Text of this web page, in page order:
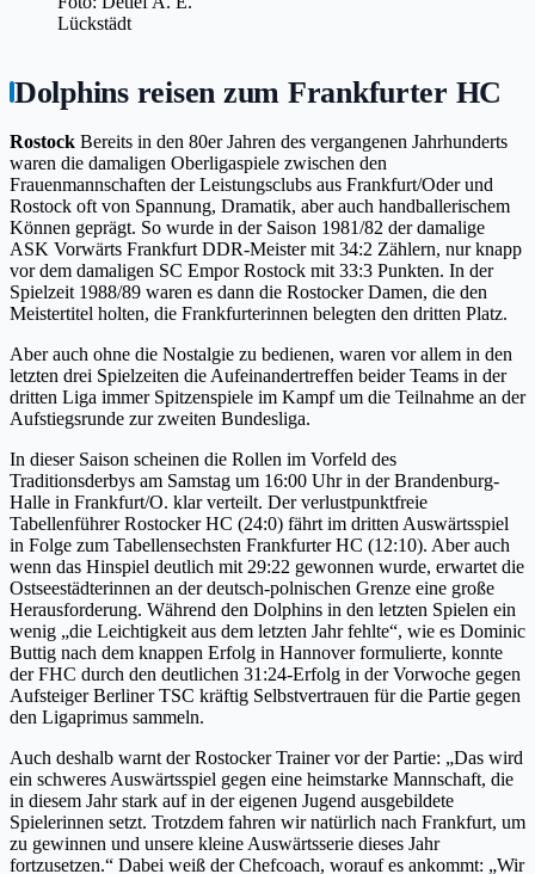
Lückstädt
Dolphins reisen zum Frankfurter HC
Rostock Bereits in den 80er Jahren des vergangenen Jahrhunderts
waren die damaligen Oberligaspiele zwischen den
Frauenmannschaften der Leistungsclubs aus Frankfurt/Oder und
Rostock oft von Spannung, Dramatik, aber auch handballerischem
Können geprägt. So wurde in der Saison 1981/82 der damalige
ASK Vorwärts Frankfurt DDR-Meister mit 34:2 Zählern, nur knapp
vor dem damaligen SC Empor Rostock mit 33:3 Punkten. In der
Spielzeit 1988/89 waren es dann die Rostocker Damen, die den
Meistertitel holten, die Frankfurterinnen belegten den dritten Platz.
Aber auch ohne die Nostalgie zu bedienen, waren vor allem in den
letzten drei Spielzeiten die Aufeinandertreffen beider Teams in der
dritten Liga immer Spitzenspiele im Kampf um die Teilnahme an der
Aufstiegsrunde zur zweiten Bundesliga.
In dieser Saison scheinen die Rollen im Vorfeld des
Traditionsderbys am Samstag um 16:00 Uhr in der Brandenburg-
Halle in Frankfurt/O. klar verteilt. Der verlustpunktfreie
Tabellenführer Rostocker HC (24:0) fährt im dritten Auswärtsspiel
in Folge zum Tabellensechsten Frankfurter HC (12:10). Aber auch
wenn das Hinspiel deutlich mit 29:22 gewonnen wurde, erwartet die
Ostseestädterinnen an der deutsch-polnischen Grenze eine große
Herausforderung. Während den Dolphins in den letzten Spielen ein
wenig „die Leichtigkeit aus dem letzten Jahr fehlte“, wie es Dominic
Buttig nach dem knappen Erfolg in Hannover formulierte, konnte
der FHC durch den deutlichen 31:24-Erfolg in der Vorwoche gegen
Aufsteiger Berliner TSC kräftig Selbstvertrauen für die Partie gegen
den Ligaprimus sammeln.
Auch deshalb warnt der Rostocker Trainer vor der Partie: „Das wird
ein schweres Auswärtsspiel gegen eine heimstarke Mannschaft, die
in diesem Jahr stark auf in der eigenen Jugend ausgebildete
Spielerinnen setzt. Trotzdem fahren wir natürlich nach Frankfurt, um
zu gewinnen und unsere kleine Auswärtsserie dieses Jahr
fortzusetzen.“ Dabei weiß der Chefcoach, worauf es ankommt: „Wir